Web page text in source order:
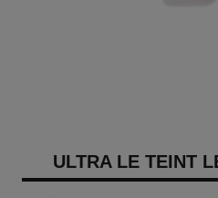
ULTRA LE TEINT